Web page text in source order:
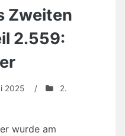
Zweiten
2.559:
2025 /
2.
wurde am